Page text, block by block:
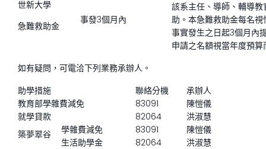
世新大學
急難救助金
事發3個月內
該系主任、導師、輔導
助。本急難救助金每名
事實發生之日起3個月內
申請之名額視當年度預算
如有疑問，可電洽下列業務承辦人。
助學措施
聯絡分機
承辦人
教育部學雜費減免
83091
陳愷儀
就學貸款
82064
洪淑慧
築夢翠谷
學雜費減免 83091
陳愷儀
生活助學金
82064
洪淑慧